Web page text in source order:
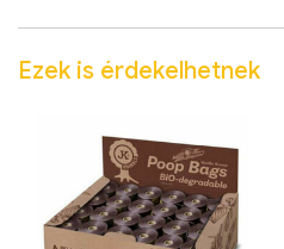
Ezek is érdekelhetnek